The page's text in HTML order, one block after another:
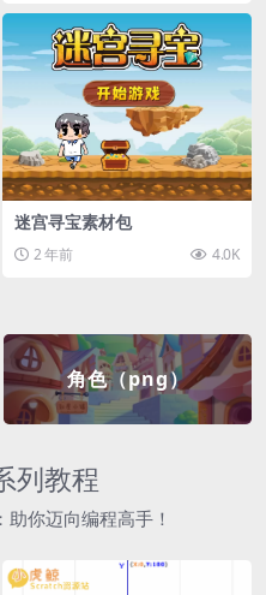
迷宫寻宝素材包
2 年前 4.0K
角色（png）
列教程
你迈向编程高手！